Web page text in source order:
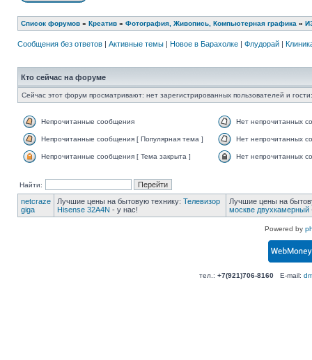
Список форумов » Креатив » Фотография, Живопись, Компьютерная графика »
Сообщения без ответов | Активные темы | Новое в Барахолке | Флудорай |
Кто сейчас на форуме
Сейчас этот форум просматривают: нет зарегистрированных пользователей и
Непрочитанные сообщения Нет непрочитанных
Непрочитанные сообщения [ Популярная тема ] Нет непрочитанных
Непрочитанные сообщения [ Тема закрыта ] Нет непрочитанных
Найти:
netcraze
giga
Лучшие цены на бытовую технику: Телевизор
Hisense 32A4N - у нас!
Лучшие цены на
москве двухкамерный
Powered by
тел.: +7(921)706-8160E-mail: